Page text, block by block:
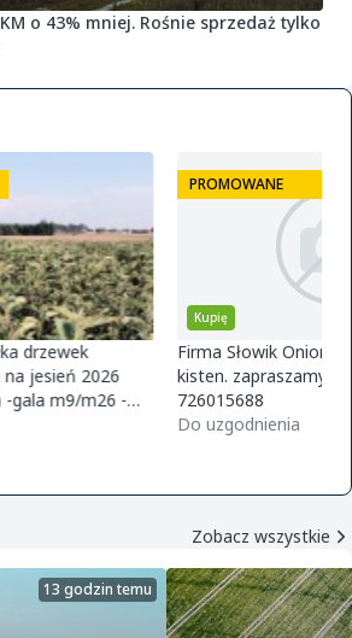
o 43% mniej. Rośnie sprzedaż tylko
drzewek
jesień 2026
-gala m9/m26 -
m9/m26 -mutsu
Kupię
PROMOWANE
Firma Słowik Onions
kisten. zapraszamy
726015688
Do uzgodnienia
Zobacz wszystkie
13 godzin temu